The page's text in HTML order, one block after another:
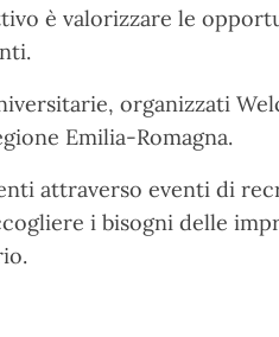
è valorizzare le
organizzati
Emilia-Romagna.
attraverso eventi di
i bisogni delle